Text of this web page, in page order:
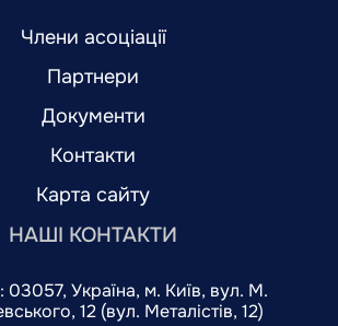
Члени асоціації
Партнери
Документи
Контакти
Карта сайту
НАШІ КОНТАКТИ
03057, Україна, м. Київ, вул. М.
12 (вул. Металістів, 12)